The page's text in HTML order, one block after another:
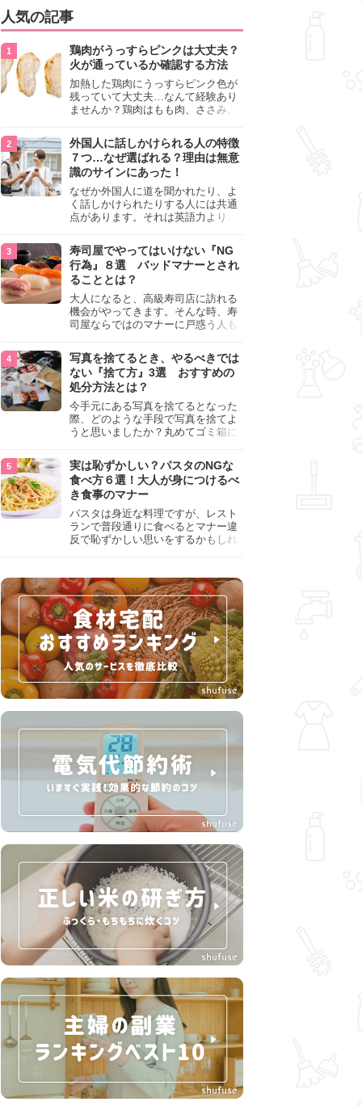
人気の記事
鶏肉がうっすらピンクは大丈夫？
火が通っているか確認する方法
加熱した鶏肉にうっすらピンク色が
残っていて大丈夫…なんて経験あり
ませんか？鶏肉はもも肉、ささみ、
わいが異なり、いろいろと楽しめる
料理ですが、鶏肉は加熱した後でも
うっすらピンク色の部分が大丈夫な
のと気になるときがあります。この
記事では生焼けか火が通っているの
かを確認する方法や、鶏肉を調理す
るときの注意点を紹介しますので、
参考にしてみてくださいね。
外国人に話しかけられる人の特徴
７つ…なぜ選ばれる？理由は無意
識のサインにあった！
なぜか外国人に道を聞かれたり、よ
く話しかけられたりする人には共通
点があります。それは英語力より
けても大丈夫」というサインが関係
しています。よく選ばれる人の特徴
や、英語が苦手でも焦らない対処
法、自分を守るための注意点を詳し
く解説します。
寿司屋でやってはいけない『NG
行為』８選 バッドマナーとされ
ることとは？
大人になると、高級寿司店に訪れる
機会がやってきます。そんな時、寿
司屋ならではのマナーに戸惑う人も
らためて寿司屋でやってはいけない
『NG行為』をチェックしましょう。
写真を捨てるとき、やるべきでは
ない『捨て方』3選 おすすめの
処分方法とは？
今手元にある写真を捨てるとなった
際、どのような手段で写真を捨てよ
うと思いましたか？丸めてゴミ箱に
真は個人情報が詰まっているので、
ただ丸めただけの状態で捨ててしま
うのは危険です。写真にすべきでは
ない捨て方をまとめているので、ぜ
ひチェックしておきましょう。
実は恥ずかしい？パスタのNGな
食べ方６選！大人が身につけるべ
き食事のマナー
パスタは身近な料理ですが、レスト
ランで普段通りに食べるとマナー違
反で恥ずかしい思いをするかもしれ
して、正しい食べ方を確認しましょ
う。大人の嗜みとして知っておきた
い新常識を解説します。